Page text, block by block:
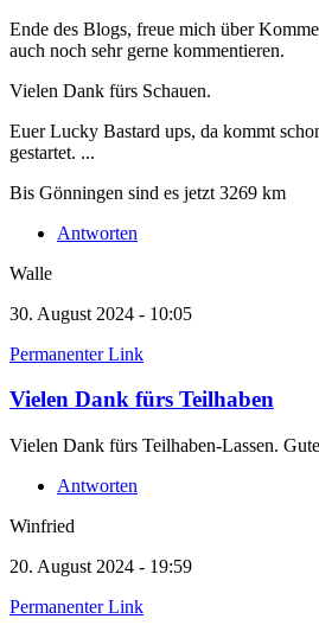
Ende des Blogs, freue mich über
auch noch sehr gerne kommentieren.
Vielen Dank fürs Schauen.
Euer Lucky Bastard ups, da kommt
gestartet. ...
Bis Gönningen sind es jetzt 3269 km
Antworten
Walle
30. August 2024 - 10:05
Permanenter Link
Vielen Dank fürs Teilhaben
Vielen Dank fürs Teilhaben-Lassen.
Antworten
Winfried
20. August 2024 - 19:59
Permanenter Link